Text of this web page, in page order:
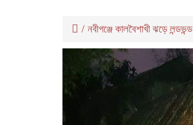
/ নবীগঞ্জে কালবৈশাখী ঝড়ে লন্ডভন্ড